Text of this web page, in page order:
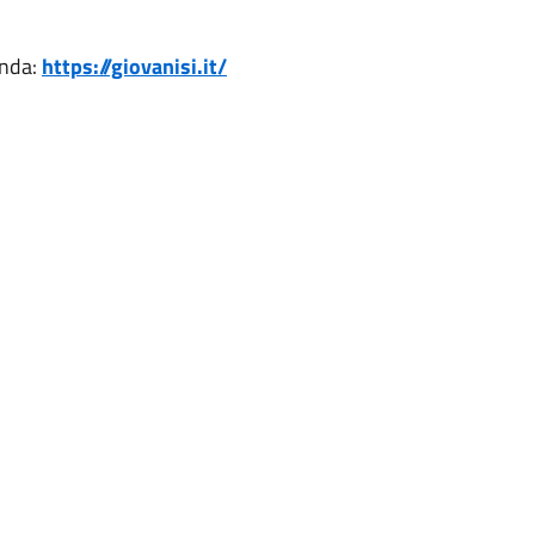
https://giovanisi.it/